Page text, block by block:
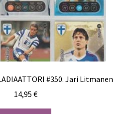
#350. Jari Litmanen
14,95 €